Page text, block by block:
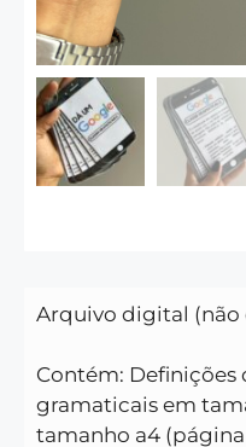
Arquivo digital (não
Contém: Definições
gramaticais em
tamanho a4